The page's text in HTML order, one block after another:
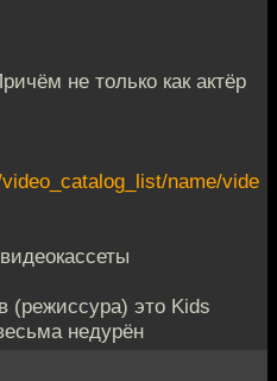
не только как актёр
name/vide
это Kids
недурён